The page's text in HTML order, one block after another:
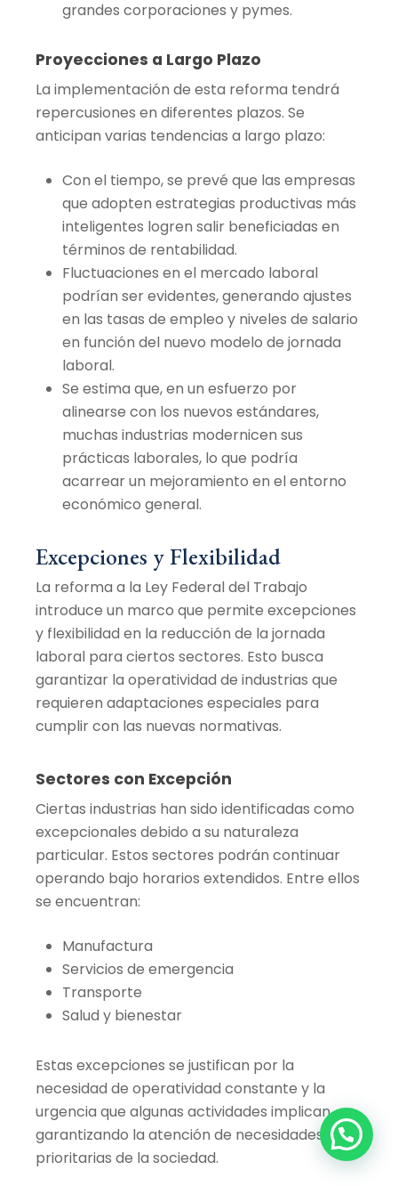
grandes corporaciones y pymes.
Proyecciones a Largo Plazo
La implementación de esta reforma tendrá
repercusiones en diferentes plazos. Se
anticipan varias tendencias a largo plazo:
Con el tiempo, se prevé que las empresas
que adopten estrategias productivas más
inteligentes logren salir beneficiadas en
términos de rentabilidad.
Fluctuaciones en el mercado laboral
podrían ser evidentes, generando ajustes
en las tasas de empleo y niveles de salario
en función del nuevo modelo de jornada
laboral.
Se estima que, en un esfuerzo por
alinearse con los nuevos estándares,
muchas industrias modernicen sus
prácticas laborales, lo que podría
acarrear un mejoramiento en el entorno
económico general.
Excepciones y Flexibilidad
La reforma a la Ley Federal del Trabajo
introduce un marco que permite excepciones
y flexibilidad en la reducción de la jornada
laboral para ciertos sectores. Esto busca
garantizar la operatividad de industrias que
requieren adaptaciones especiales para
cumplir con las nuevas normativas.
Sectores con Excepción
Ciertas industrias han sido identificadas como
excepcionales debido a su naturaleza
particular. Estos sectores podrán continuar
operando bajo horarios extendidos. Entre ellos
se encuentran:
Manufactura
Servicios de emergencia
Transporte
Salud y bienestar
Estas excepciones se justifican por la
necesidad de operatividad constante y la
urgencia que algunas actividades implican,
garantizando la atención de necesidades
prioritarias de la sociedad.